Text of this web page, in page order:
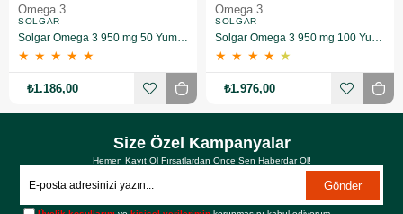
Omega 3
SOLGAR
Solgar Omega 3 950 mg 50 Yumuşak Jelatinli Kapsül
★ ★ ★ ★ ★
₺1.186,00
Omega 3
SOLGAR
Solgar Omega 3 950 mg 100 Yumuşak Jelatinli Kapsül
★ ★ ★ ★ ★
₺1.976,00
Size Özel Kampanyalar
Hemen Kayıt Ol Fırsatlardan Önce Sen Haberdar Ol!
Gönder